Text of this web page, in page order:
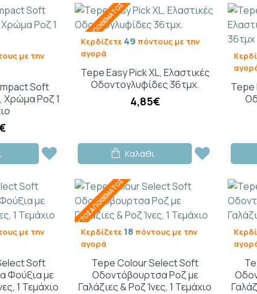
με την
Soft
Ροζ 1
ΕΚΤΌΣ ΑΠΟΘΈΜΑΤΟΣ
Κερδίζετε 49 πόντους με την
αγορά
Tepe Easy Pick XL, Ελαστικές
Οδοντογλυφίδες 36τμχ.
4,85€
Καλάθι
Tepe
με την
Soft
Φούξια με
1 Τεμάχιο
ΕΚΤΌΣ ΑΠΟΘΈΜΑΤΟΣ
Κερδίζετε 18 πόντους με την
αγορά
Tepe Colour Select Soft
Οδοντόβουρτσα Ροζ με
Γαλάζιες & Ροζ Ίνες, 1 Τεμάχιο